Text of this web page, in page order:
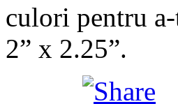
culori pentru
2” x 2.25”.